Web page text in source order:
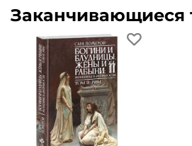
Заканчивающиеся